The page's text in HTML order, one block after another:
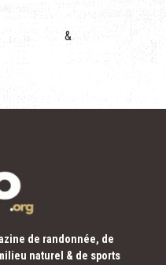
&
de randonnée, de
naturel & de sports